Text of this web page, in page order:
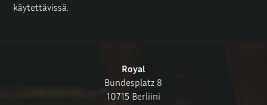
käytettävissä.
Royal
Bundesplatz 8
10715 Berliini